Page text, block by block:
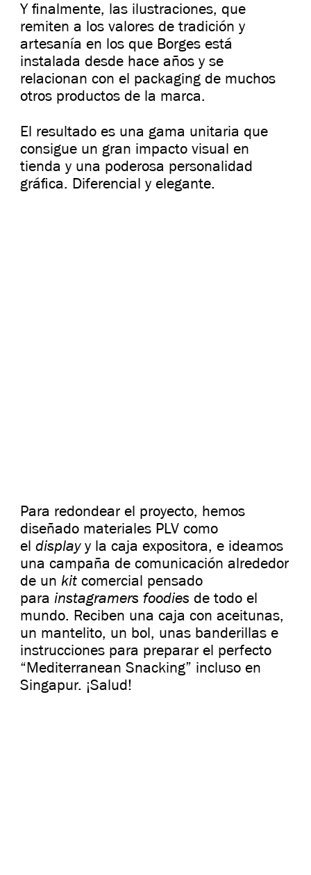
Y finalmente, las ilustraciones, que
remiten a los valores de tradición y
artesanía en los que Borges está
instalada desde hace años y se
relacionan con el packaging de muchos
otros productos de la marca.
El resultado es una gama unitaria que
consigue un gran impacto visual en
tienda y una poderosa personalidad
gráfica. Diferencial y elegante.
Para redondear el proyecto, hemos
diseñado materiales PLV como
el displayy la caja expositora, e ideamos
una campaña de comunicación alrededor
de un kit comercial pensado
para instagramers foodies de todo el
mundo. Reciben una caja con aceitunas,
un mantelito, un bol, unas banderillas e
instrucciones para preparar el perfecto
“Mediterranean Snacking” incluso en
Singapur. ¡Salud!